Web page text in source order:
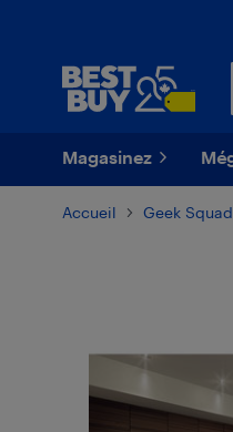
Magasinez
Accueil Geek Squad